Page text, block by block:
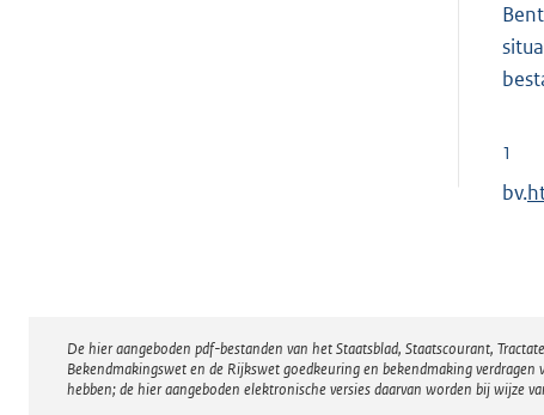
1
bv.E
n
e
Disclaimer
De hier aangeboden pdf-bestanden van het Staatsblad, Staatscourant,
Bekendmakingswet en de Rijkswet goedkeuring en bekendmaking
hebben; de hier aangeboden elektronische versies daarvan worden bij wijze